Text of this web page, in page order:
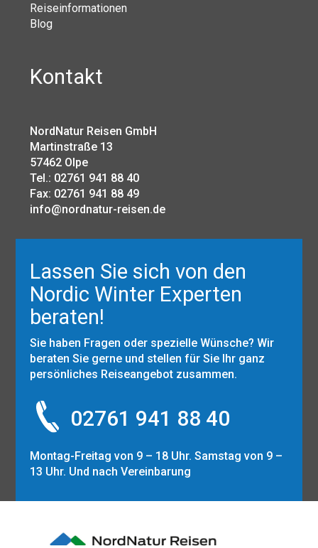
Reiseinformationen
Blog
Kontakt
NordNatur Reisen GmbH
Martinstraße 13
57462 Olpe
Tel.: 02761 941 88 40
Fax: 02761 941 88 49
info@nordnatur-reisen.de
Lassen Sie sich von den
Nordic Winter Experten
beraten!
Sie haben Fragen oder spezielle Wünsche? Wir
beraten Sie gerne und stellen für Sie Ihr ganz
persönliches Reiseangebot zusammen.
02761 941 88 40
Montag-Freitag von 9 – 18 Uhr. Samstag von 9 –
13 Uhr. Und nach Vereinbarung